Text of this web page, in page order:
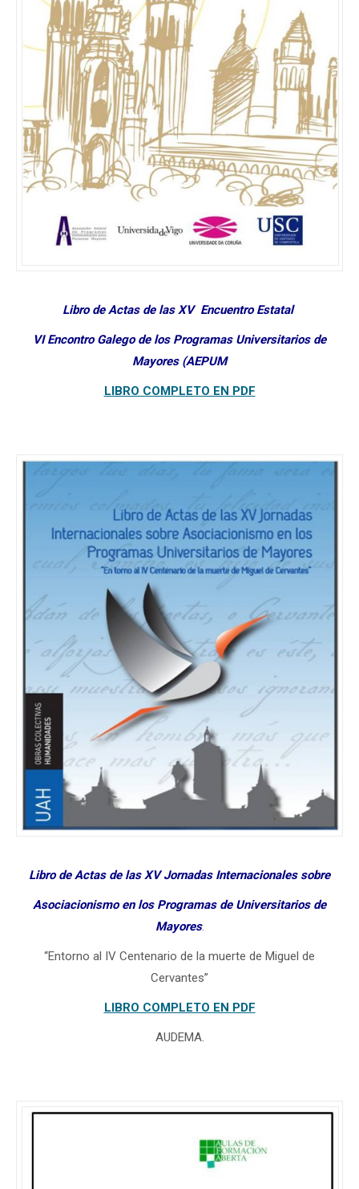
Libro de Actas de las XV Encuentro Estatal
VI Encontro Galego de los Programas Universitarios de
Mayores (AEPUM
LIBRO COMPLETO EN PDF
Libro de Actas de las XV Jornadas Internacionales sobre
Asociacionismo en los Programas de Universitarios de
Mayores.
“Entorno al IV Centenario de la muerte de Miguel de
Cervantes”
LIBRO COMPLETO EN PDF
AUDEMA.